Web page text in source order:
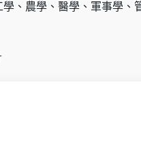
、農學、醫學、軍事學、